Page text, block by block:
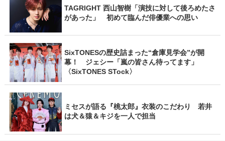
TAGRIGHT 西山智樹「演技に対して後ろめたさ
があった」 初めて臨んだ俳優業への思い
SixTONESの歴史詰まった“倉庫見学会”が開
幕！ ジェシー「嵐の皆さん待ってます」
〈SixTONES STock〉
ミセスが語る『桃太郎』衣装のこだわり 若井
は犬＆猿＆キジを一人で担当